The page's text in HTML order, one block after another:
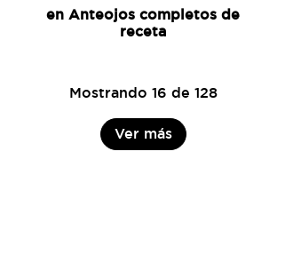
en Anteojos completos de
receta
Mostrando 16 de 128